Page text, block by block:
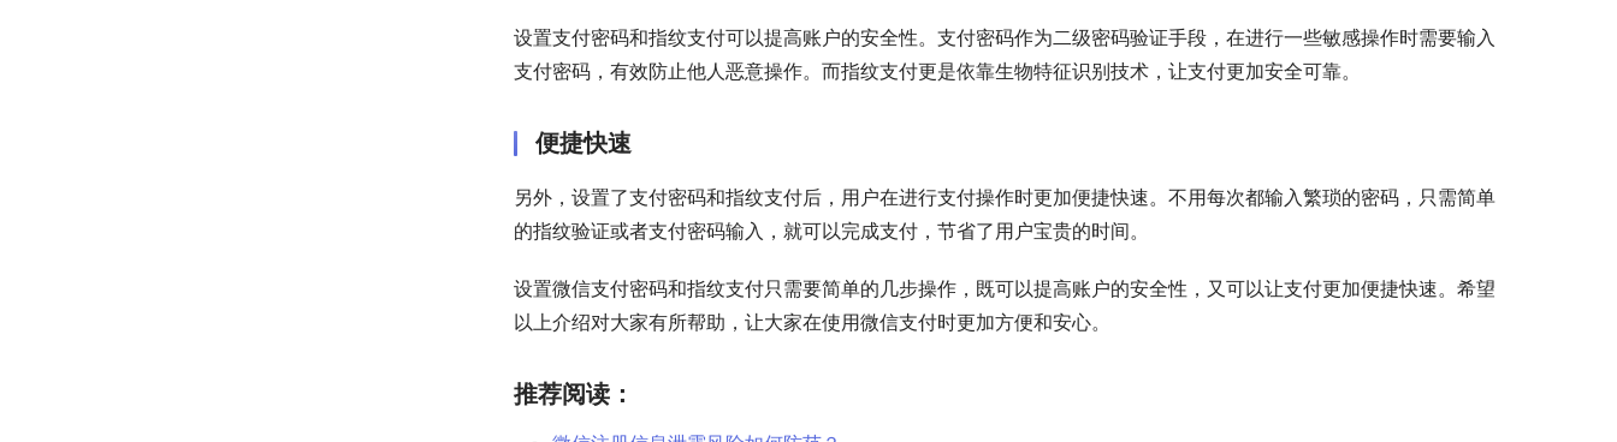
设置支付密码和指纹支付可以提高账户的安全性。支付密码作为二级密码验证手段，在进行一些敏感操作时需要输入
支付密码，有效防止他人恶意操作。而指纹支付更是依靠生物特征识别技术，让支付更加安全可靠。
便捷快速
另外，设置了支付密码和指纹支付后，用户在进行支付操作时更加便捷快速。不用每次都输入繁琐的密码，只需简单
的指纹验证或者支付密码输入，就可以完成支付，节省了用户宝贵的时间。
设置微信支付密码和指纹支付只需要简单的几步操作，既可以提高账户的安全性，又可以让支付更加便捷快速。希望
以上介绍对大家有所帮助，让大家在使用微信支付时更加方便和安心。
推荐阅读：